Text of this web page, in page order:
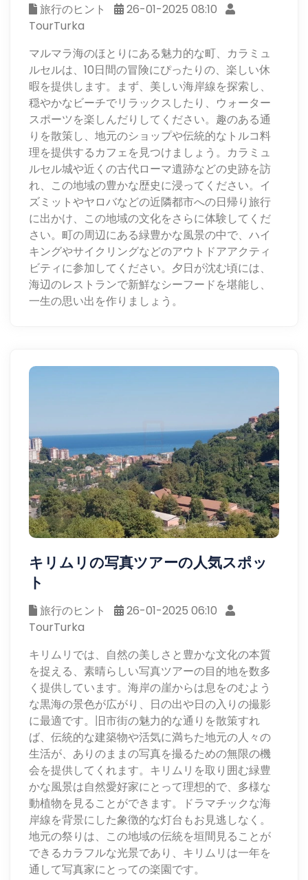
旅行のヒント
26-01-2025 08:10
TourTurka
マルマラ海のほとりにある魅力的な町、カラミュ
ルセルは、10日間の冒険にぴったりの、楽しい休
暇を提供します。まず、美しい海岸線を探索し、
穏やかなビーチでリラックスしたり、ウォーター
スポーツを楽しんだりしてください。趣のある通
りを散策し、地元のショップや伝統的なトルコ料
理を提供するカフェを見つけましょう。カラミュ
ルセル城や近くの古代ローマ遺跡などの史跡を訪
れ、この地域の豊かな歴史に浸ってください。イ
ズミットやヤロバなどの近隣都市への日帰り旅行
に出かけ、この地域の文化をさらに体験してくだ
さい。町の周辺にある緑豊かな風景の中で、ハイ
キングやサイクリングなどのアウトドアアクティ
ビティに参加してください。夕日が沈む頃には、
海辺のレストランで新鮮なシーフードを堪能し、
一生の思い出を作りましょう。
キリムリの写真ツアーの人気スポッ
ト
旅行のヒント
26-01-2025 06:10
TourTurka
キリムリでは、自然の美しさと豊かな文化の本質
を捉える、素晴らしい写真ツアーの目的地を数多
く提供しています。海岸の崖からは息をのむよう
な黒海の景色が広がり、日の出や日の入りの撮影
に最適です。旧市街の魅力的な通りを散策すれ
ば、伝統的な建築物や活気に満ちた地元の人々の
生活が、ありのままの写真を撮るための無限の機
会を提供してくれます。キリムリを取り囲む緑豊
かな風景は自然愛好家にとって理想的で、多様な
動植物を見ることができます。ドラマチックな海
岸線を背景にした象徴的な灯台もお見逃しなく。
地元の祭りは、この地域の伝統を垣間見ることが
できるカラフルな光景であり、キリムリは一年を
通して写真家にとっての楽園です。